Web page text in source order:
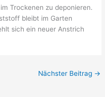
Trockenen zu deponieren.
bleibt im Garten
sich ein neuer Anstrich
Nächster Beitrag →